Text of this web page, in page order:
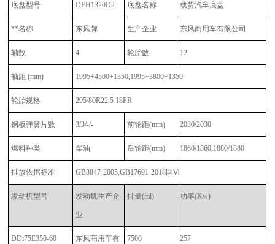
底盘型号 DFH1320D2 底盘名称 载货汽车底盘
**名称 东风牌 生产企业 东风商用车有限公司
轴数 4 轮胎数 12
轴距 (mm) 1995+4500+1350,1995+3800+1350
轮胎规格 295/80R22.5 18PR
钢板弹簧片数 3/3/-/- 前轮距(mm) 2030/2030
燃料种类 柴油 后轮距(mm) 1860/1860,1880/1880
排放依据标准 GB3847-2005,GB17691-2018国Ⅵ
发动机型号 发动机生产企
业
排量(ml) 功率(Kw)
DDi75E350-60 东风商用车有 7500 257